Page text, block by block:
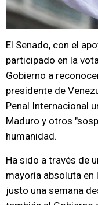
El Senado, con el
participado en la
Gobierno a
presidente de
Penal Internacional
Maduro y otros
humanidad.
Ha sido a través de
mayoría absoluta en
justo una semana